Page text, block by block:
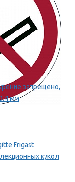
запрещено,
мм
Frigast
кукол